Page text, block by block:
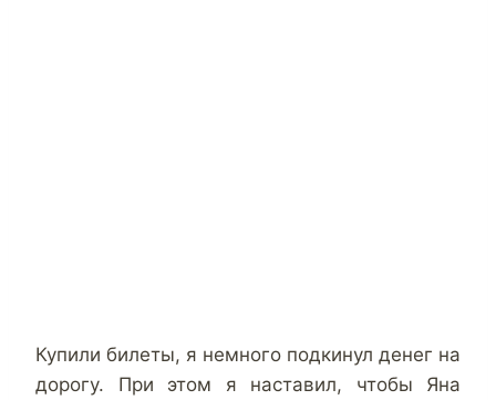
Купили билеты, я немного подкинул денег на
дорогу. При этом я наставил, чтобы Яна